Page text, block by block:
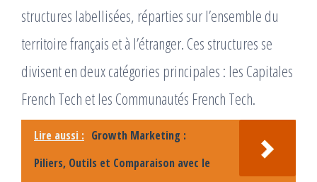
structures labellisées, réparties sur l’ensemble du
territoire français et à l’étranger. Ces structures se
divisent en deux catégories principales : les Capitales
French Tech et les Communautés French Tech.
Lire aussi : Growth Marketing :
Piliers, Outils et Comparaison avec le